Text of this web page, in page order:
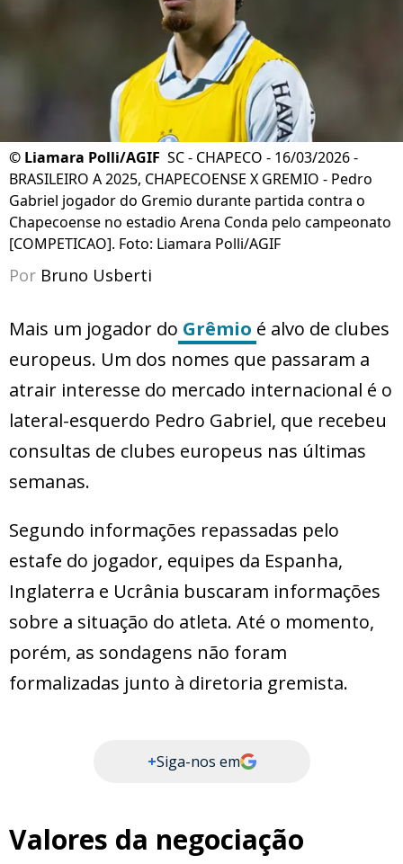
© Liamara Polli/AGIF SC - CHAPECO - 16/03/2026 -
BRASILEIRO A 2025, CHAPECOENSE X GREMIO - Pedro
Gabriel jogador do Gremio durante partida contra o
Chapecoense no estadio Arena Conda pelo campeonato
[COMPETICAO]. Foto: Liamara Polli/AGIF
Por Bruno Usberti
Mais um jogador do Grêmio é alvo de clubes
europeus. Um dos nomes que passaram a
atrair interesse do mercado internacional é o
lateral-esquerdo Pedro Gabriel, que recebeu
consultas de clubes europeus nas últimas
semanas.
Segundo informações repassadas pelo
estafe do jogador, equipes da Espanha,
Inglaterra e Ucrânia buscaram informações
sobre a situação do atleta. Até o momento,
porém, as sondagens não foram
formalizadas junto à diretoria gremista.
+Siga-nos em
Valores da negociação